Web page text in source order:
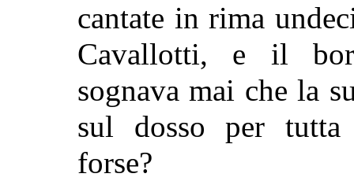
cantate in rima
Cavallotti, e il
sognava mai che la
sul dosso per
forse?